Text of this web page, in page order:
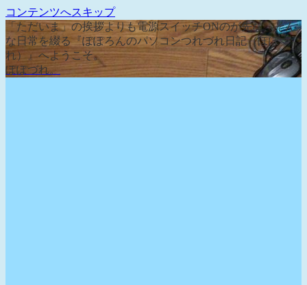
コンテンツへスキップ
「ただいま」の挨拶よりも電源スイッチONのが先な、そん
な日常を綴る『ぽぽろんのパソコンつれづれ日記（ぽぽづ
れ）』へようこそ。
ぽぽづれ。